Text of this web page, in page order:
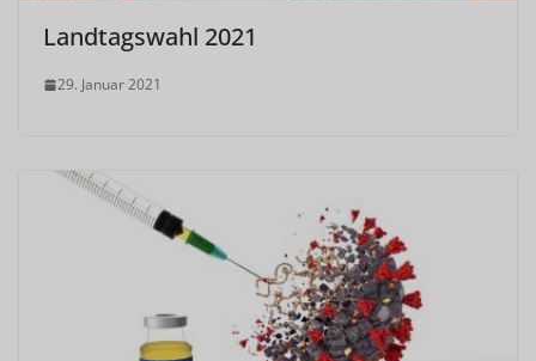
Landtagswahl 2021
29. Januar 2021